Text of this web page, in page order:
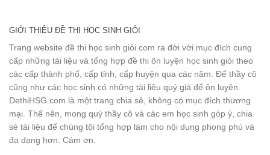
GIỚI THIỆU ĐỀ THI HỌC SINH GIỎI
Trang website đề thi học sinh giỏi.com ra đời với mục đích cung
cấp những tài liệu và tổng hợp đề thi ôn luyện học sinh giỏi theo
các cấp thành phố, cấp tỉnh, cấp huyện qua các năm. Để thầy cô
cũng như các học sinh có những tài liệu quý giá để ôn luyện.
DethiHSG.com là một trang chia sẻ, không có mục đích thương
mại. Thế nên, mong quý thầy cô và các em học sinh góp ý, chia
sẻ tài liệu để chúng tôi tổng hợp làm cho nội dung phong phú và
đa dạng hơn. Cảm ơn.